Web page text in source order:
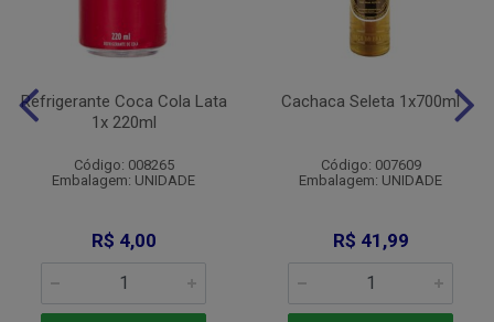
Refrigerante Coca Cola Lata
1x 220ml
Código: 008265
Embalagem: UNIDADE
R$ 4,00
Cachaca Seleta 1x700ml
Código: 007609
Embalagem: UNIDADE
R$ 41,99